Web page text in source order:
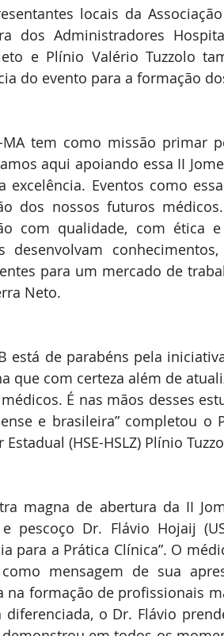
locais da
dos Administradores
e Plínio Valério Tuzzolo
do evento para a formação
MA tem como missão primar
aqui apoiando essa II
excelência. Eventos como
dos nossos futuros
com qualidade, com ética
desenvolvam
para um mercado de
Neto.
está de parabéns pela
que com certeza além de
É nas mãos desses
e brasileira” completou o
Estadual (HSE-HSLZ) Plínio
magna de abertura da II
e pescoço Dr. Flávio Hojaij
para a Prática Clínica”. O
mensagem de sua
na formação de profissionais
diferenciada, o Dr. Flávio